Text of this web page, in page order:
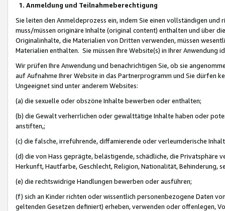
1. Anmeldung und Teilnahmeberechtigung
Sie leiten den Anmeldeprozess ein, indem Sie einen vollständigen
muss/müssen originäre Inhalte (original content) enthalten und über
Originalinhalte, die Materialien von Dritten verwenden, müssen
Materialien enthalten. Sie müssen Ihre Website(s) in Ihrer Anwendung
Wir prüfen Ihre Anwendung und benachrichtigen Sie, ob sie
auf Aufnahme Ihrer Website in das Partnerprogramm und Sie dürfen
Ungeeignet sind unter anderem Websites:
(a) die sexuelle oder obszöne Inhalte bewerben oder enthalten;
(b) die Gewalt verherrlichen oder gewalttätige Inhalte haben oder
anstiften,;
(c) die falsche, irreführende, diffamierende oder verleumderische
(d) die von Hass geprägte, belästigende, schädliche, die Privatsphäre
Herkunft, Hautfarbe, Geschlecht, Religion, Nationalität, Behinderung,
(e) die rechtswidrige Handlungen bewerben oder ausführen;
(f) sich an Kinder richten oder wissentlich personenbezogene Daten
geltenden Gesetzen definiert) erheben, verwenden oder offenlegen,